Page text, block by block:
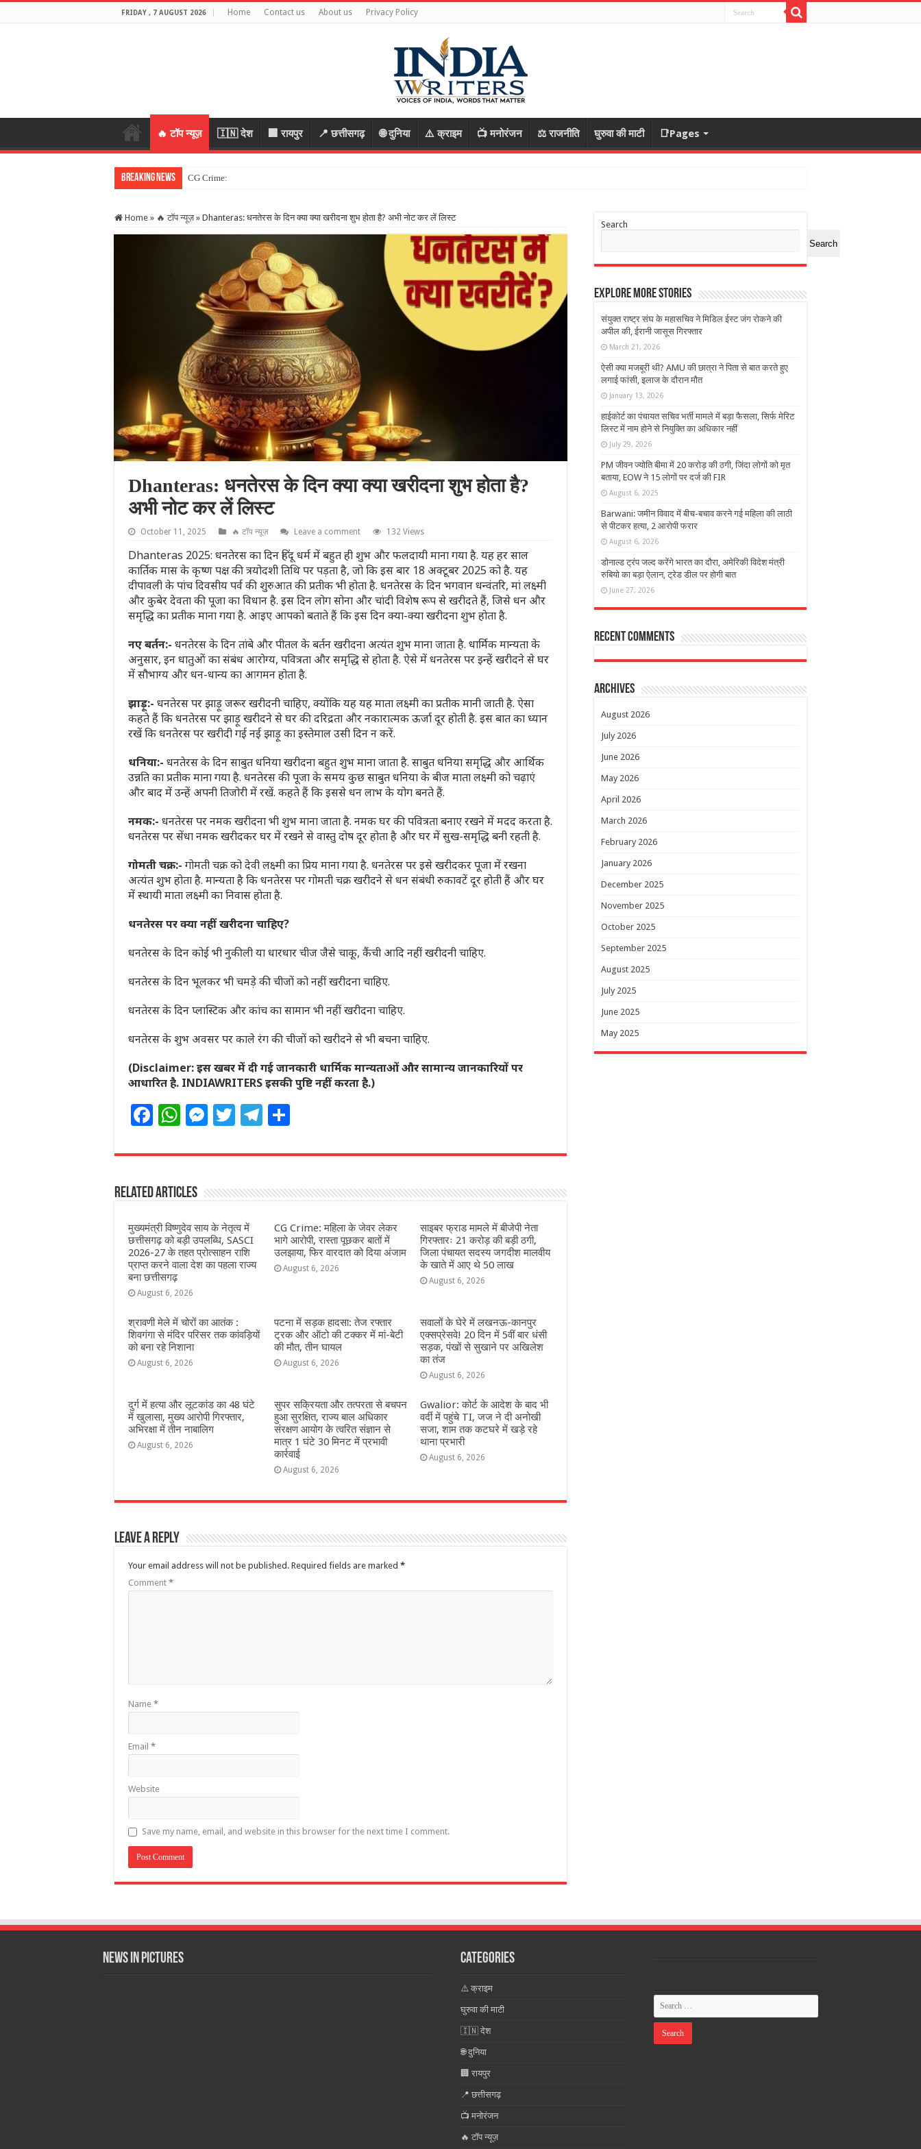
FRIDAY , 7 AUGUST 2026 Home Contact us About us Privacy Policy
🔥 टॉप न्यूज़ 🇮🇳 देश 🏢 रायपुर 📍 छत्तीसगढ़ 🌐 दुनिया ⚠️ क्राइम 📺 मनोरंजन ⚖️ राजनीति घुरुवा की माटी 📑Pages
Breaking News CG Crime: महिला के जेवर लेकर भागे आरोपी, रास्ता
Home » 🔥 टॉप न्यूज़ » Dhanteras: धनतेरस के दिन क्या क्या खरीदना शुभ होता है? अभी नोट कर लें लिस्ट
Dhanteras: धनतेरस के दिन क्या क्या खरीदना शुभ होता है?
अभी नोट कर लें लिस्ट
October 11, 2025 🔥 टॉप न्यूज़ Leave a comment 132 Views
Dhanteras 2025: धनतेरस का दिन हिंदू धर्म में बहुत ही शुभ और फलदायी माना गया है. यह हर साल
कार्तिक मास के कृष्ण पक्ष की त्रयोदशी तिथि पर पड़ता है, जो कि इस बार 18 अक्टूबर 2025 को है. यह
दीपावली के पांच दिवसीय पर्व की शुरुआत की प्रतीक भी होता है. धनतेरस के दिन भगवान धन्वंतरि, मां लक्ष्मी
और कुबेर देवता की पूजा का विधान है. इस दिन लोग सोना और चांदी विशेष रूप से खरीदते हैं, जिसे धन और
समृद्धि का प्रतीक माना गया है. आइए आपको बताते हैं कि इस दिन क्या-क्या खरीदना शुभ होता है.
नए बर्तन:- धनतेरस के दिन तांबे और पीतल के बर्तन खरीदना अत्यंत शुभ माना जाता है. धार्मिक मान्यता के
अनुसार, इन धातुओं का संबंध आरोग्य, पवित्रता और समृद्धि से होता है. ऐसे में धनतेरस पर इन्हें खरीदने से घर
में सौभाग्य और धन-धान्य का आगमन होता है.
झाड़ू:- धनतेरस पर झाड़ू जरूर खरीदनी चाहिए, क्योंकि यह यह माता लक्ष्मी का प्रतीक मानी जाती है. ऐसा
कहते हैं कि धनतेरस पर झाड़ू खरीदने से घर की दरिद्रता और नकारात्मक ऊर्जा दूर होती है. इस बात का ध्यान
रखें कि धनतेरस पर खरीदी गई नई झाड़ू का इस्तेमाल उसी दिन न करें.
धनिया:- धनतेरस के दिन साबुत धनिया खरीदना बहुत शुभ माना जाता है. साबुत धनिया समृद्धि और आर्थिक
उन्नति का प्रतीक माना गया है. धनतेरस की पूजा के समय कुछ साबुत धनिया के बीज माता लक्ष्मी को चढ़ाएं
और बाद में उन्हें अपनी तिजोरी में रखें. कहते हैं कि इससे धन लाभ के योग बनते हैं.
नमक:- धनतेरस पर नमक खरीदना भी शुभ माना जाता है. नमक घर की पवित्रता बनाए रखने में मदद करता है.
धनतेरस पर सेंधा नमक खरीदकर घर में रखने से वास्तु दोष दूर होता है और घर में सुख-समृद्धि बनी रहती है.
गोमती चक्र:- गोमती चक्र को देवी लक्ष्मी का प्रिय माना गया है. धनतेरस पर इसे खरीदकर पूजा में रखना
अत्यंत शुभ होता है. मान्यता है कि धनतेरस पर गोमती चक्र खरीदने से धन संबंधी रुकावटें दूर होती हैं और घर
में स्थायी माता लक्ष्मी का निवास होता है.
धनतेरस पर क्या नहीं खरीदना चाहिए?
धनतेरस के दिन कोई भी नुकीली या धारधार चीज जैसे चाकू, कैंची आदि नहीं खरीदनी चाहिए.
धनतेरस के दिन भूलकर भी चमड़े की चीजों को नहीं खरीदना चाहिए.
धनतेरस के दिन प्लास्टिक और कांच का सामान भी नहीं खरीदना चाहिए.
धनतेरस के शुभ अवसर पर काले रंग की चीजों को खरीदने से भी बचना चाहिए.
(Disclaimer: इस खबर में दी गई जानकारी धार्मिक मान्यताओं और सामान्य जानकारियों पर
आधारित है. INDIAWRITERS इसकी पुष्टि नहीं करता है.)
F
c
e
b
o
o
k
W
at
s
A
p
p
M
ss
n
g
e
r
T
itt
r
T
e
ra
m
ar
Related Articles
मुख्यमंत्री विष्णुदेव साय के नेतृत्व में
छत्तीसगढ़ को बड़ी उपलब्धि, SASCI
2026-27 के तहत प्रोत्साहन राशि
प्राप्त करने वाला देश का पहला राज्य
बना छत्तीसगढ़
August 6, 2026
CG Crime: महिला के जेवर लेकर
भागे आरोपी, रास्ता पूछकर बातों में
उलझाया, फिर वारदात को दिया अंजाम
August 6, 2026
साइबर फ्राड मामले में बीजेपी नेता
गिरफ्तारः 21 करोड़ की बड़ी ठगी,
जिला पंचायत सदस्य जगदीश मालवीय
के खाते में आए थे 50 लाख
August 6, 2026
श्रावणी मेले में चोरों का आतंक :
शिवगंगा से मंदिर परिसर तक कांवड़ियों
को बना रहे निशाना
August 6, 2026
पटना में सड़क हादसा: तेज रफ्तार
ट्रक और ऑटो की टक्कर में मां-बेटी
की मौत, तीन घायल
August 6, 2026
सवालों के घेरे में लखनऊ-कानपुर
एक्सप्रेसवे! 20 दिन में 5वीं बार धंसी
सड़क, पंखों से सुखाने पर अखिलेश
का तंज
August 6, 2026
दुर्ग में हत्या और लूटकांड का 48 घंटे
में खुलासा, मुख्य आरोपी गिरफ्तार,
अभिरक्षा में तीन नाबालिग
August 6, 2026
सुपर सक्रियता और तत्परता से बचपन
हुआ सुरक्षित, राज्य बाल अधिकार
संरक्षण आयोग के त्वरित संज्ञान से
मात्र 1 घंटे 30 मिनट में प्रभावी
कार्रवाई
August 6, 2026
Gwalior: कोर्ट के आदेश के बाद भी
वर्दी में पहुंचे TI, जज ने दी अनोखी
सजा, शाम तक कटघरे में खड़े रहे
थाना प्रभारी
August 6, 2026
Leave a Reply
Your email address will not be published. Required fields are marked *
Comment *
Name *
Email *
Website
Save my name, email, and website in this browser for the next time I comment.
Search
Search
Explore More Stories
संयुक्त राष्ट्र संघ के महासचिव ने मिडिल ईस्ट जंग रोकने की
अपील की, ईरानी जासूस गिरफ्तार
March 21, 2026
ऐसी क्या मजबूरी थी? AMU की छात्रा ने पिता से बात करते हुए
लगाई फांसी, इलाज के दौरान मौत
January 13, 2026
हाईकोर्ट का पंचायत सचिव भर्ती मामले में बड़ा फैसला, सिर्फ मेरिट
लिस्ट में नाम होने से नियुक्ति का अधिकार नहीं
July 29, 2026
PM जीवन ज्योति बीमा में 20 करोड़ की ठगी, जिंदा लोगों को मृत
बताया, EOW ने 15 लोगों पर दर्ज की FIR
August 6, 2025
Barwani: जमीन विवाद में बीच-बचाव करने गई महिला की लाठी
से पीटकर हत्या, 2 आरोपी फरार
August 6, 2026
डोनाल्ड ट्रंप जल्द करेंगे भारत का दौरा, अमेरिकी विदेश मंत्री
रुबियो का बड़ा ऐलान, ट्रेड डील पर होगी बात
June 27, 2026
Recent Comments
Archives
August 2026
July 2026
June 2026
May 2026
April 2026
March 2026
February 2026
January 2026
December 2025
November 2025
October 2025
September 2025
August 2025
July 2025
June 2025
May 2025
News in Pictures Categories
⚠️ क्राइम
घुरुवा की माटी
🇮🇳 देश
🌐 दुनिया
🏢 रायपुर
📍 छत्तीसगढ़
📺 मनोरंजन
🔥 टॉप न्यूज़